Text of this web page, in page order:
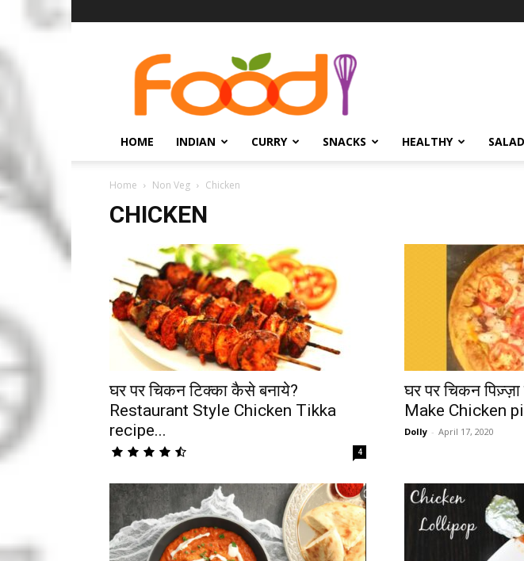
हिंदी
रेसिपी
HOME INDIAN CURRY SNACKS HEALTHY SALAD
Home Non Veg Chicken
CHICKEN
घर पर चिकन टिक्का कैसे बनाये?
Restaurant Style Chicken Tikka
recipe...
4
घर पर चिकन
Make Chicken
Dolly - April 17, 2020